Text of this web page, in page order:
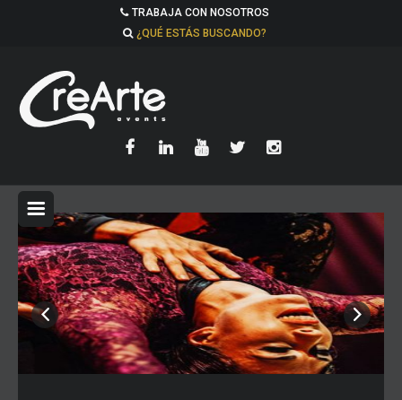
TRABAJA CON NOSOTROS
¿QUÉ ESTÁS BUSCANDO?